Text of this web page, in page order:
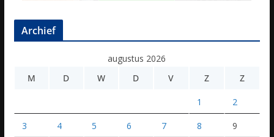
Archief
augustus 2026
M
D W D V Z Z
1 2
3 4 5 6 7 8 9